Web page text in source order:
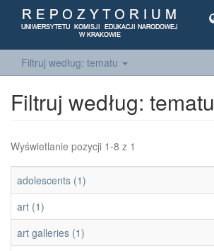
Filtruj według: tematu
Filtruj według: tematu
Wyświetlanie pozycji 1-8 z 1
adolescents (1)
art (1)
art galleries (1)